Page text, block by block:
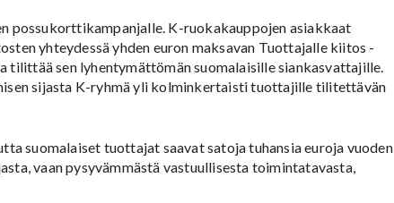
K-ruokakauppojen asiakkaat
yhteydessä yhden euron maksavan Tuottajalle kiitos -
sen lyhentymättömän suomalaisille siankasvattajille.
sijasta K-ryhmä yli kolminkertaisti tuottajille tilitettävän
suomalaiset tuottajat saavat satoja tuhansia euroja vuoden
vaan pysyvämmästä vastuullisesta toimintatavasta,